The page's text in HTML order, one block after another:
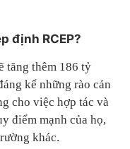
định RCEP?
tăng thêm 186 tỷ
kể những rào cản
cho việc hợp tác và
điểm mạnh của họ,
khác.